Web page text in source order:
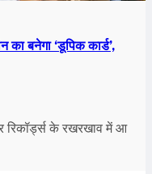
बनेगा ‘डूपिक कार्ड’,
रिकॉर्ड्स के रखरखाव में आ